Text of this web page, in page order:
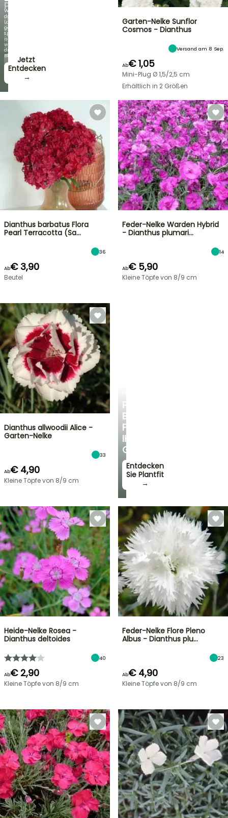
PFLANZEN!
Entdecken
Sie
jede
Woche
neue
Angebote
Jetzt
zugreifen!
→
Wenn
das
Laub
genauso
spektakulär
ist
wie
die
Blüten!
Entdecken
→
PERSÖNLICHE
BERATUNG
FÜR
IHREN
GARTEN
Entdecken
Sie Plantfit
→
Garten-Nelke Sunflor
Cosmos - Dianthus
Versand am 8 Sep.
Ab€ 1,05
Mini-Plug Ø 1,5/2,5 cm
Erhältlich in 2 Größen
Dianthus barbatus Flora
Pearl Terracotta (Sa…
36
Ab€ 3,90
Beutel
Feder-Nelke Warden Hybrid
- Dianthus plumari…
14
Ab€ 5,90
Kleine Töpfe von 8/9 cm
Dianthus allwoodii Alice -
Garten-Nelke
33
Ab€ 4,90
Kleine Töpfe von 8/9 cm
Heide-Nelke Rosea -
Dianthus deltoides
40
Ab€ 2,90
Kleine Töpfe von 8/9 cm
Feder-Nelke Flore Pleno
Albus - Dianthus plu…
23
Ab€ 4,90
Kleine Töpfe von 8/9 cm